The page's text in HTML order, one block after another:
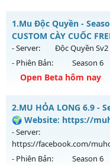
1.Mu Độc Quyền -
CUSTOM CÀY CUỐC
- Server: Độc Quyền Sv2
- Phiên Bản:
Season 6
Open Beta hôm nay
Mu Độc Quyền - MU
Mu mới ra tháng 08
13h ngày 08/08/2626
Exp: 9999x - Drop: 90%
2.MU HỎA LONG 6.9 -
🌍 Website: https://
- Server:
https://facebook.com/
- Phiên Bản: Season 6